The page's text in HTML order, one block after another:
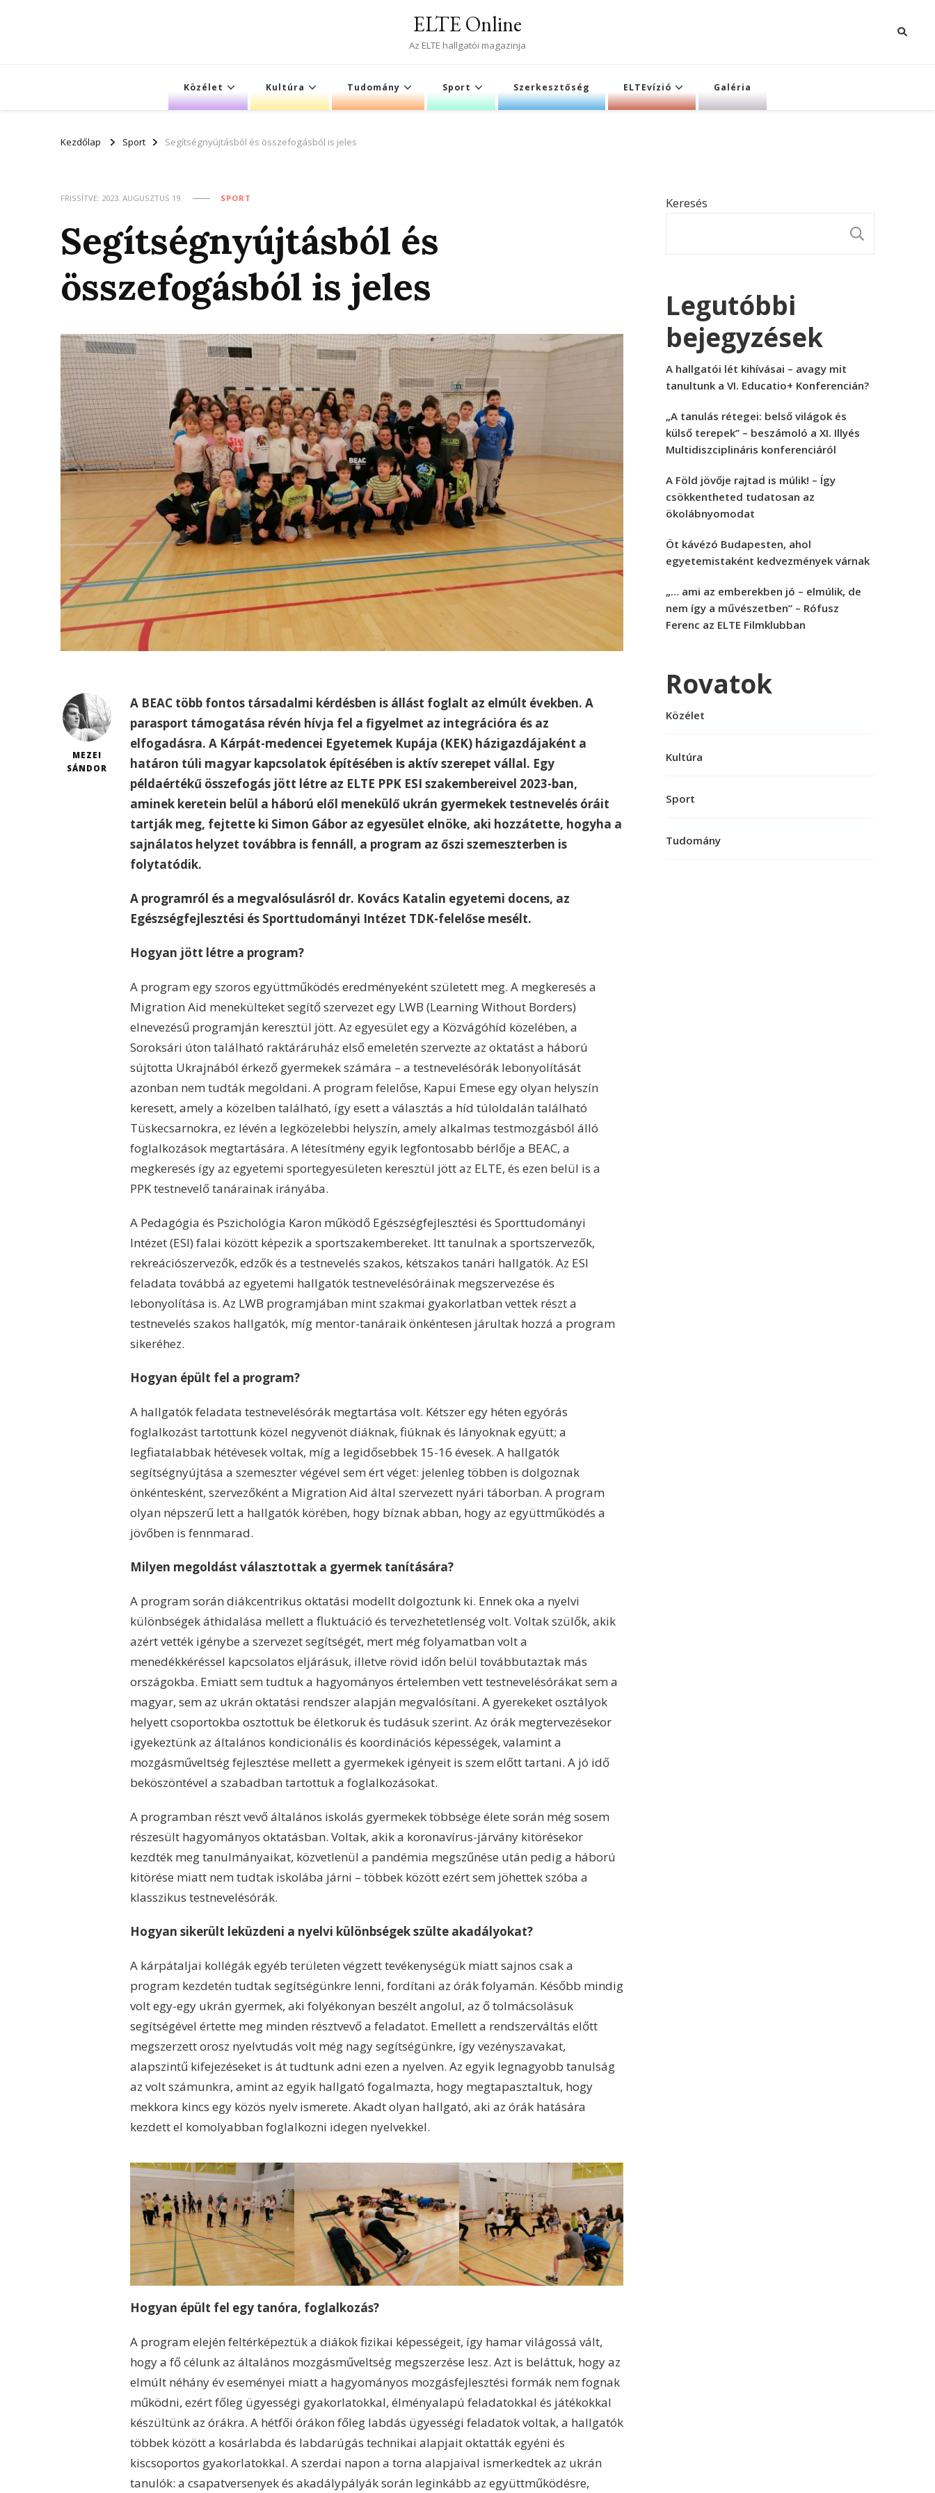
ELTE Online
Az ELTE hallgatói magazinja
Közélet Kultúra Tudomány Sport Szerkesztőség ELTEvízió Galéria
Kezdőlap Sport Segítségnyújtásból és összefogásból is jeles
FRISSÍTVE: 2023. AUGUSZTUS 19. SPORT
Segítségnyújtásból és
összefogásból is jeles
MEZEI
SÁNDOR
A BEAC több fontos társadalmi kérdésben is állást foglalt az elmúlt években. A
parasport támogatása révén hívja fel a figyelmet az integrációra és az
elfogadásra. A Kárpát-medencei Egyetemek Kupája (KEK) házigazdájaként a
határon túli magyar kapcsolatok építésében is aktív szerepet vállal. Egy
példaértékű összefogás jött létre az ELTE PPK ESI szakembereivel 2023-ban,
aminek keretein belül a háború elől menekülő ukrán gyermekek testnevelés óráit
tartják meg, fejtette ki Simon Gábor az egyesület elnöke, aki hozzátette, hogyha a
sajnálatos helyzet továbbra is fennáll, a program az őszi szemeszterben is
folytatódik.
A programról és a megvalósulásról dr. Kovács Katalin egyetemi docens, az
Egészségfejlesztési és Sporttudományi Intézet TDK-felelőse mesélt.
Hogyan jött létre a program?
A program egy szoros együttműködés eredményeként született meg. A megkeresés a
Migration Aid menekülteket segítő szervezet egy LWB (Learning Without Borders)
elnevezésű programján keresztül jött. Az egyesület egy a Közvágóhíd közelében, a
Soroksári úton található raktáráruház első emeletén szervezte az oktatást a háború
sújtotta Ukrajnából érkező gyermekek számára – a testnevelésórák lebonyolítását
azonban nem tudták megoldani. A program felelőse, Kapui Emese egy olyan helyszín
keresett, amely a közelben található, így esett a választás a híd túloldalán található
Tüskecsarnokra, ez lévén a legközelebbi helyszín, amely alkalmas testmozgásból álló
foglalkozások megtartására. A létesítmény egyik legfontosabb bérlője a BEAC, a
megkeresés így az egyetemi sportegyesületen keresztül jött az ELTE, és ezen belül is a
PPK testnevelő tanárainak irányába.
A Pedagógia és Pszichológia Karon működő Egészségfejlesztési és Sporttudományi
Intézet (ESI) falai között képezik a sportszakembereket. Itt tanulnak a sportszervezők,
rekreációszervezők, edzők és a testnevelés szakos, kétszakos tanári hallgatók. Az ESI
feladata továbbá az egyetemi hallgatók testnevelésóráinak megszervezése és
lebonyolítása is. Az LWB programjában mint szakmai gyakorlatban vettek részt a
testnevelés szakos hallgatók, míg mentor-tanáraik önkéntesen járultak hozzá a program
sikeréhez.
Hogyan épült fel a program?
A hallgatók feladata testnevelésórák megtartása volt. Kétszer egy héten egyórás
foglalkozást tartottunk közel negyvenöt diáknak, fiúknak és lányoknak együtt; a
legfiatalabbak hétévesek voltak, míg a legidősebbek 15-16 évesek. A hallgatók
segítségnyújtása a szemeszter végével sem ért véget: jelenleg többen is dolgoznak
önkéntesként, szervezőként a Migration Aid által szervezett nyári táborban. A program
olyan népszerű lett a hallgatók körében, hogy bíznak abban, hogy az együttműködés a
jövőben is fennmarad.
Milyen megoldást választottak a gyermek tanítására?
A program során diákcentrikus oktatási modellt dolgoztunk ki. Ennek oka a nyelvi
különbségek áthidalása mellett a fluktuáció és tervezhetetlenség volt. Voltak szülők, akik
azért vették igénybe a szervezet segítségét, mert még folyamatban volt a
menedékkéréssel kapcsolatos eljárásuk, illetve rövid időn belül továbbutaztak más
országokba. Emiatt sem tudtuk a hagyományos értelemben vett testnevelésórákat sem a
magyar, sem az ukrán oktatási rendszer alapján megvalósítani. A gyerekeket osztályok
helyett csoportokba osztottuk be életkoruk és tudásuk szerint. Az órák megtervezésekor
igyekeztünk az általános kondicionális és koordinációs képességek, valamint a
mozgásműveltség fejlesztése mellett a gyermekek igényeit is szem előtt tartani. A jó idő
beköszöntével a szabadban tartottuk a foglalkozásokat.
A programban részt vevő általános iskolás gyermekek többsége élete során még sosem
részesült hagyományos oktatásban. Voltak, akik a koronavírus-járvány kitörésekor
kezdték meg tanulmányaikat, közvetlenül a pandémia megszűnése után pedig a háború
kitörése miatt nem tudtak iskolába járni – többek között ezért sem jöhettek szóba a
klasszikus testnevelésórák.
Hogyan sikerült leküzdeni a nyelvi különbségek szülte akadályokat?
A kárpátaljai kollégák egyéb területen végzett tevékenységük miatt sajnos csak a
program kezdetén tudtak segítségünkre lenni, fordítani az órák folyamán. Később mindig
volt egy-egy ukrán gyermek, aki folyékonyan beszélt angolul, az ő tolmácsolásuk
segítségével értette meg minden résztvevő a feladatot. Emellett a rendszerváltás előtt
megszerzett orosz nyelvtudás volt még nagy segítségünkre, így vezényszavakat,
alapszintű kifejezéseket is át tudtunk adni ezen a nyelven. Az egyik legnagyobb tanulság
az volt számunkra, amint az egyik hallgató fogalmazta, hogy megtapasztaltuk, hogy
mekkora kincs egy közös nyelv ismerete. Akadt olyan hallgató, aki az órák hatására
kezdett el komolyabban foglalkozni idegen nyelvekkel.
Hogyan épült fel egy tanóra, foglalkozás?
A program elején feltérképeztük a diákok fizikai képességeit, így hamar világossá vált,
hogy a fő célunk az általános mozgásműveltség megszerzése lesz. Azt is beláttuk, hogy az
elmúlt néhány év eseményei miatt a hagyományos mozgásfejlesztési formák nem fognak
működni, ezért főleg ügyességi gyakorlatokkal, élményalapú feladatokkal és játékokkal
készültünk az órákra. A hétfői órákon főleg labdás ügyességi feladatok voltak, a hallgatók
többek között a kosárlabda és labdarúgás technikai alapjait oktatták egyéni és
kiscsoportos gyakorlatokkal. A szerdai napon a torna alapjaival ismerkedtek az ukrán
tanulók: a csapatversenyek és akadálypályák során leginkább az együttműködésre,
Keresés
Legutóbbi
bejegyzések
A hallgatói lét kihívásai – avagy mit
tanultunk a VI. Educatio+ Konferencián?
„A tanulás rétegei: belső világok és
külső terepek” – beszámoló a XI. Illyés
Multidiszciplináris konferenciáról
A Föld jövője rajtad is múlik! – Így
csökkentheted tudatosan az
ökolábnyomodat
Öt kávézó Budapesten, ahol
egyetemistaként kedvezmények várnak
„… ami az emberekben jó – elmúlik, de
nem így a művészetben” – Rófusz
Ferenc az ELTE Filmklubban
Rovatok
Közélet
Kultúra
Sport
Tudomány